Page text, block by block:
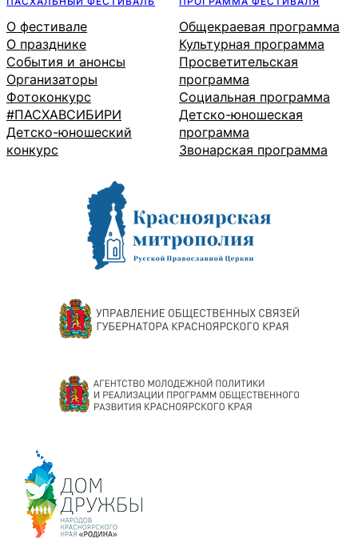
О фестивале
О празднике
События и анонсы
Организаторы
Фотоконкурс
#ПАСХАВСИБИРИ
Детско-юношеский
конкурс
Общекраевая программа
Культурная программа
Просветительская
программа
Социальная программа
Детско-юношеская
программа
Звонарская программа